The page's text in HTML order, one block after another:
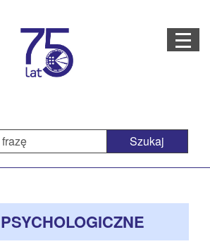
Menu
STRONA GŁÓWNA
AKTUALNOŚCI
PROJEKTY REALIZOWANE